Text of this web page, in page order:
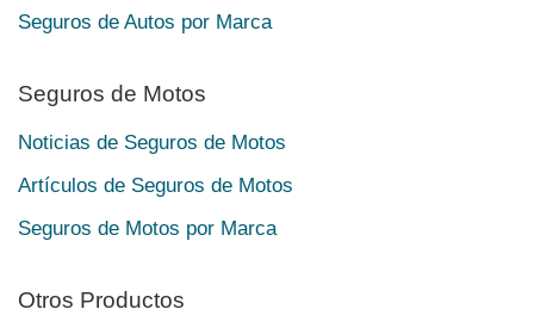
Seguros de Autos por Marca
Seguros de Motos
Noticias de Seguros de Motos
Artículos de Seguros de Motos
Seguros de Motos por Marca
Otros Productos